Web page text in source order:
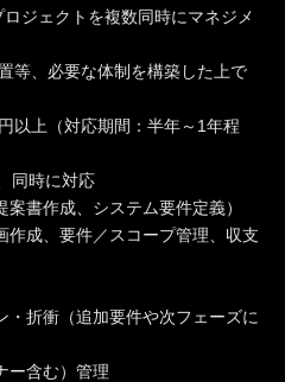
ジェクトを複数同時にマネジメ
等、必要な体制を構築した上で
以上（対応期間：半年～1年程
同時に対応
案書作成、システム要件定義）
作成、要件／スコープ管理、収支
・折衝（追加要件や次フェーズに
ー含む）管理